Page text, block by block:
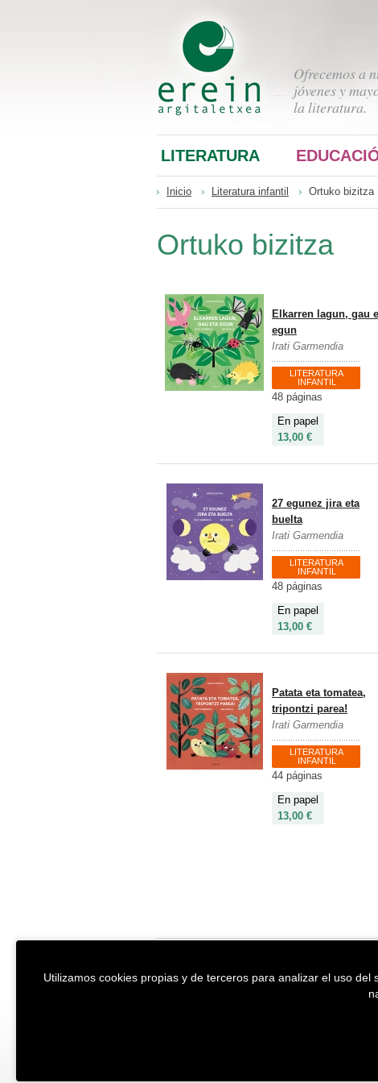
Ofrecemos a
jóvenes y
la literatura.
LITERATURA
Inicio Literatura infantil Ortuko bizitza
Ortuko bizitza
Elkarren lagun, gau
egun
Irati Garmendia
LITERATURA
INFANTIL
48 páginas
En papel
13,00 €
27 egunez jira eta
buelta
Irati Garmendia
LITERATURA
INFANTIL
48 páginas
En papel
13,00 €
Patata eta tomatea,
tripontzi parea!
Irati Garmendia
LITERATURA
INFANTIL
44 páginas
En papel
13,00 €
Tolosa etorbidea 107.
Aviso legal y
Política de Cookies
Condiciones
Utilizamos cookies propias y de terceros para analizar el uso